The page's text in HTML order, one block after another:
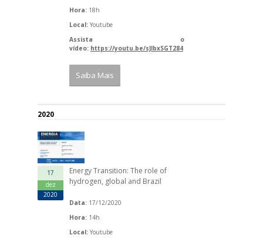
Hora: 18h
Local: Youtube
Assista o
vídeo: https://youtu.be/sJlbxSGT284
Saiba Mais
2020
17
dez
2020
Energy Transition: The role of
hydrogen, global and Brazil
Data: 17/12/2020
Hora: 14h
Local: Youtube